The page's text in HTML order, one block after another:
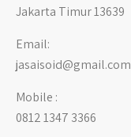
Jakarta Timur 13639
Email:
jasaisoid@gmail.com
Mobile :
0812 1347 3366